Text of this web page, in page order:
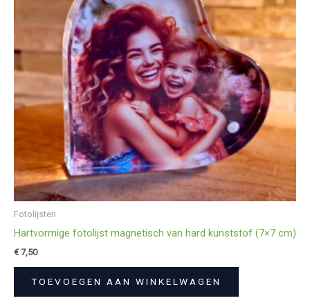
Fotolijsten
Hartvormige fotolijst magnetisch van hard kunststof (7×7 cm)
€7,50
TOEVOEGEN AAN WINKELWAGEN